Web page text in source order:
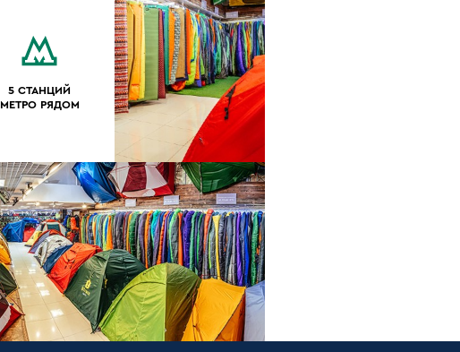
5 СТАНЦИЙ
МЕТРО РЯДОМ